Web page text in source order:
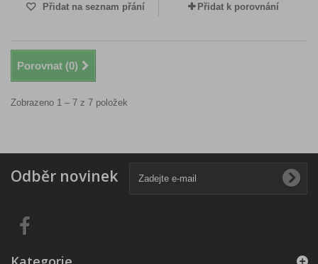
Přidat na seznam přání Přidat k porovnání
Porovnat (0)
Zobrazeno 1 – 7 z 7 položek
Odběr novinek